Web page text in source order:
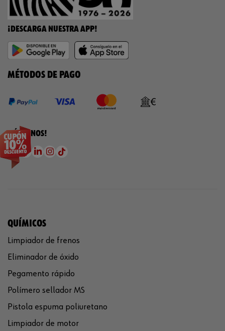
¡DESCARGA NUESTRA APP!
MÉTODOS DE PAGO
¡SÍGUENOS!
QUÍMICOS
Limpiador de frenos
Eliminador de óxido
Pegamento rápido
Polímero sellador MS
Pistola espuma poliuretano
Limpiador de motor